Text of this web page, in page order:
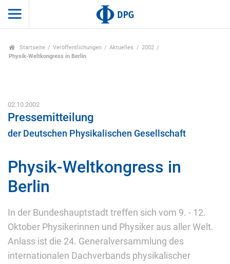
Startseite Veröffentlichungen Aktuelles
2002
Physik-Weltkongress in Berlin
02.10.2002
Pressemitteilung
der Deutschen Physikalischen Gesellschaft
Physik-Weltkongress in
Berlin
In der Bundeshauptstadt treffen sich vom 9. - 12.
Oktober Physikerinnen und Physiker aus aller Welt.
Anlass ist die 24. Generalversammlung des
internationalen Dachverbands physikalischer